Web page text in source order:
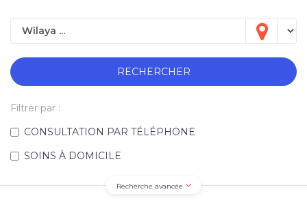
RECHERCHER
Filtrer par :
CONSULTATION PAR TÉLÉPHONE
SOINS À DOMICILE
Recherche avancée